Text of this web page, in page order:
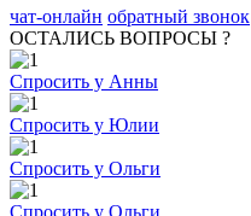
чат-онлайн обратный звонок
ОСТАЛИСЬ ВОПРОСЫ ?
Спросить у Анны
Спросить у Юлии
Спросить у Ольги